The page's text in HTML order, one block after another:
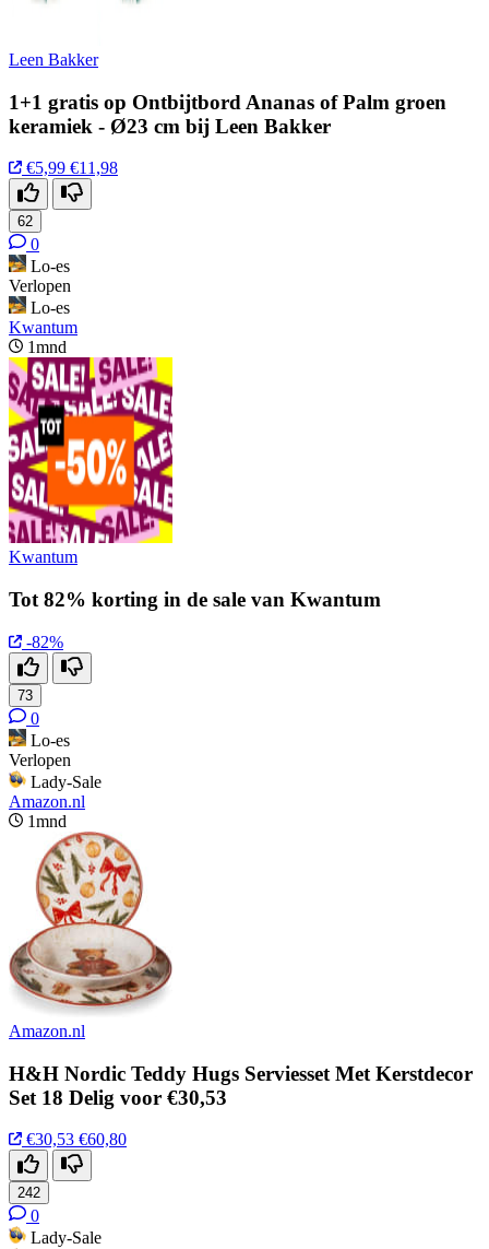
Leen Bakker
1+1 gratis op Ontbijtbord Ananas of Palm groen
keramiek - Ø23 cm bij Leen Bakker
€5,99 €11,98
62
0
Lo-es
Verlopen
Lo-es
Kwantum
1mnd
Kwantum
Tot 82% korting in de sale van Kwantum
-82%
73
0
Lo-es
Verlopen
Lady-Sale
Amazon.nl
1mnd
Amazon.nl
H&H Nordic Teddy Hugs Serviesset Met Kerstdecor
Set 18 Delig voor €30,53
€30,53 €60,80
242
0
Lady-Sale